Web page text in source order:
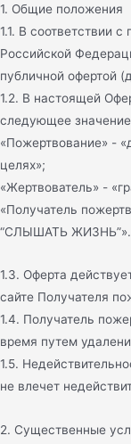
1. Общие положения
1.1. В соответствии
Российской
публичной офертой
1.2. В настоящей
следующее
«Пожертвование» -
целях»;
«Жертвователь» -
«Получатель
“СЛЫШАТЬ ЖИЗНЬ”».
1.3. Оферта
сайте Получателя
1.4. Получатель
время путем
1.5.
не влечет
2. Существенные